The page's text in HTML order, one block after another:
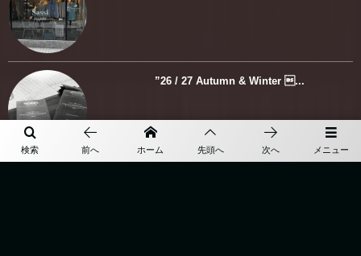
メニュー
検索 前へ ホーム 先頭へ 次へ
”26 / 27 Autumn & Winter ...